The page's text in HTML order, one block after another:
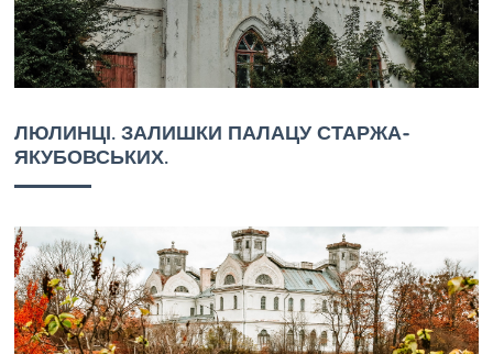
ЛЮЛИНЦІ. ЗАЛИШКИ ПАЛАЦУ СТАРЖА-
ЯКУБОВСЬКИХ.